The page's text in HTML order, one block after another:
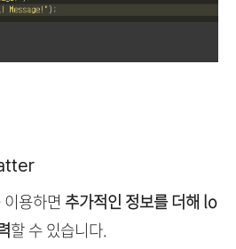
용하면 추가적인 정보를 더해 lo
할 수 있습니다.